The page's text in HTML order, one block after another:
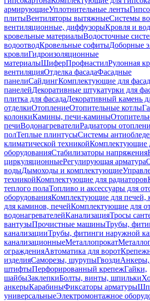
армирующиеУплотнительные ленты
плитыВентиляторы вытяжныеСистемы
вентиляционные, диффузорыКровля и
кровельные материалыВодосточные
водоотводКровельные софитыДоборные
кровлиГидроизоляционные
материалыШиферПрофнастилРулонная
вентиляцияОтделка фасадаФасадные
панелиСайдингКомплектующие для
панелейДекоративные штукатурки для
плитка для фасадаДекоративный камень
отделкиОтоплениеОтопительные котлы
колонкиКамины, печи-камины
печиВодонагревателиРадиаторы
полТеплые плинтусыСистемы
климатической техникойКомплектующие
оборудованияСтабилизаторы напряжения
циркуляционныеРегулирующая арматура
водыДымоходы и комплектующие
техникойКомплектующие для радиаторов
теплого полаТопливо и аксессуары для
оборудованияКомплектующие для печей,
для каминов, печейКомплектующие для
водонагревателейКанализацияТросы
вантузыПрочистные машиныТрубы,
канализацииТрубы, фитинги наружной
канализационныеМеталлопрокат
огражденияАвтоматика для ворот
изделияСаморезы, шурупыГвозди
штифтыПерфорированный крепежГайки,
шайбыЗаклепкиБолты, винты, шпильки
анкерыКарабиныФиксаторы арматуры
универсальныеЭлектромонтажное